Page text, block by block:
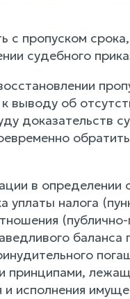
пропуском срока,
судебного
выводу об
доказательств
в
уплаты налога
исполнения